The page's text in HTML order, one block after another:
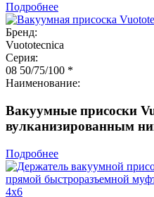
Подробнее
Бренд:
Vuototecnica
Серия:
08 50/75/100 *
Наименование:
Вакуумные присоски
вулканизированным
Подробнее